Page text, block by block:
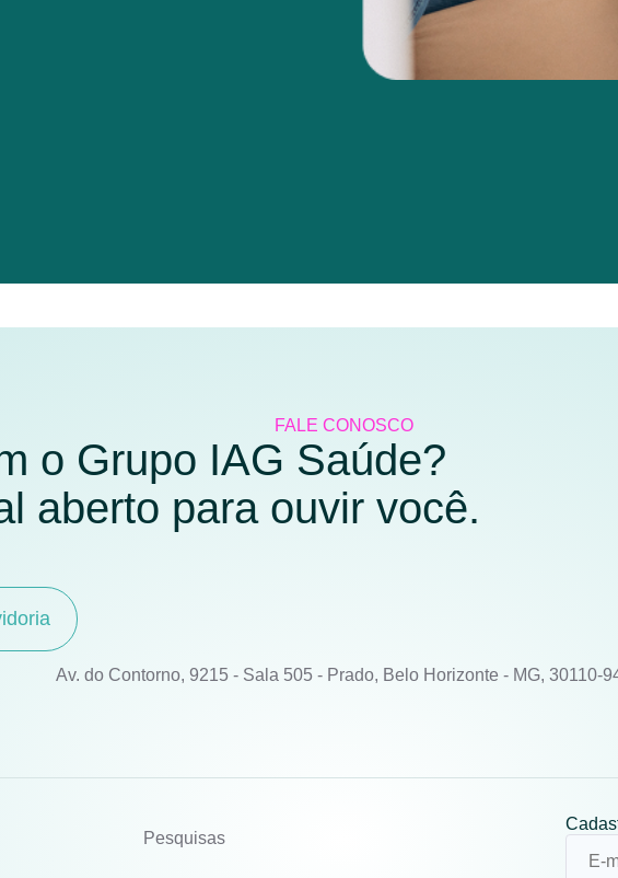
FALE CONOSCO
o Grupo IAG Saúde?
aberto para ouvir você.
Av. do Contorno, 9215 - Sala 505 - Prado, Belo Horizonte - MG, 30110-
Pesquisas